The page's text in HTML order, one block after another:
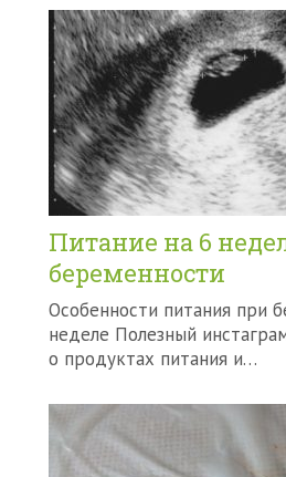
Питание на 6
беременности
Особенности питания при
неделе Полезный
о продуктах питания и…